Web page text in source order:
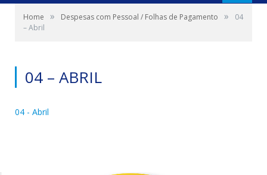
Home » Despesas com Pessoal / Folhas de Pagamento »
04
– Abril
04 – ABRIL
04 - Abril